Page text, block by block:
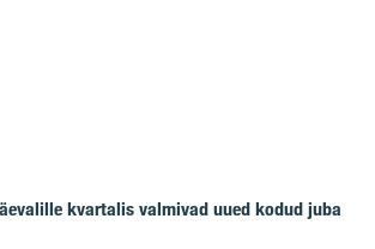
kvartalis valmivad uued kodud juba